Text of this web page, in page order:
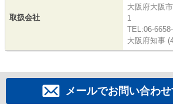
取扱会社
大阪府大阪
1
TEL:06-
大阪府知事
メールでお問い合わ